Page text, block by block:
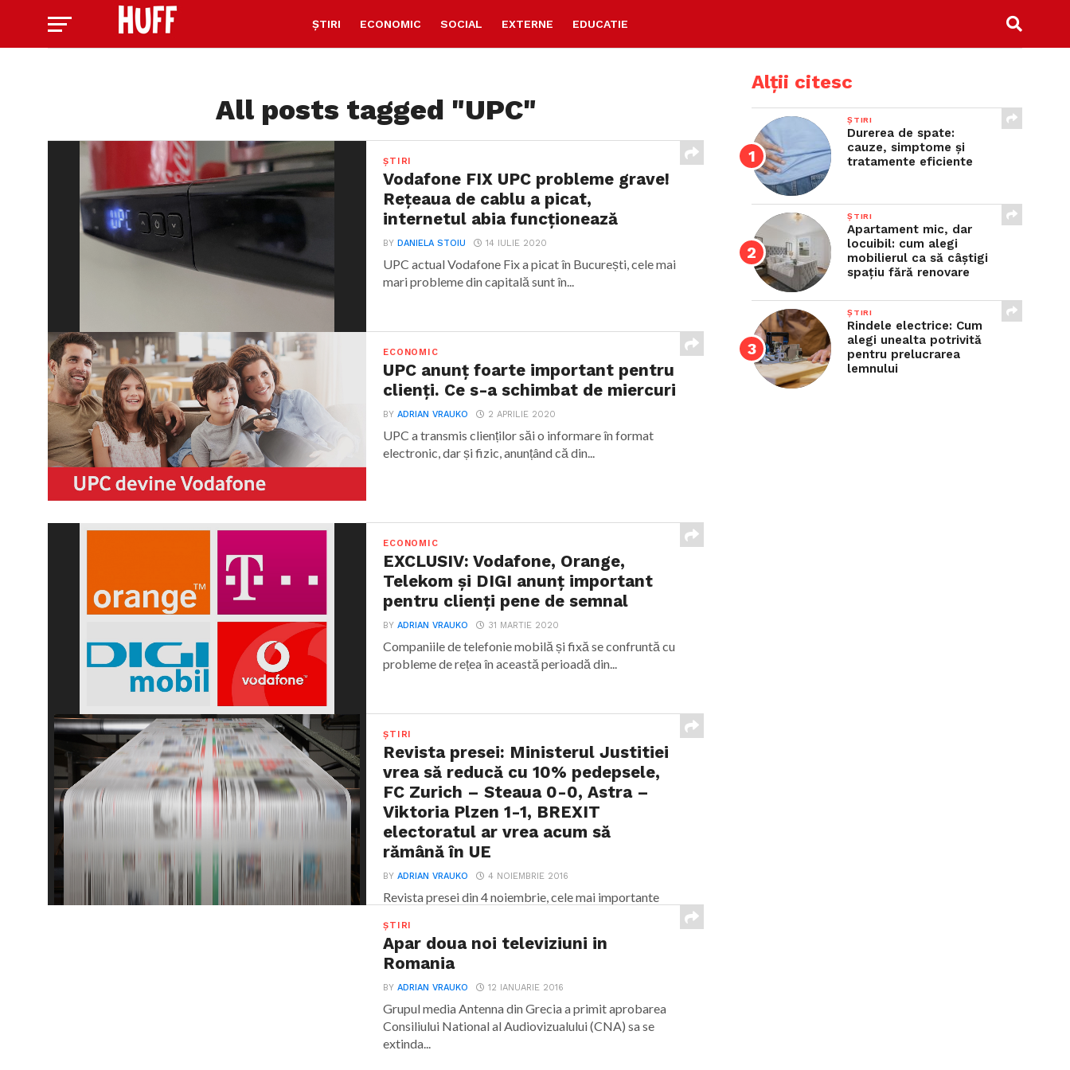
ȘTIRI ECONOMIC SOCIAL EXTERNE EDUCATIE
All posts tagged "UPC"
ȘTIRI
Vodafone FIX UPC probleme grave!
Rețeaua de cablu a picat,
internetul abia funcționează
BYDANIELA STOIU 14 IULIE 2020
UPC actual Vodafone Fix a picat în București, cele mai
mari probleme din capitală sunt în...
ECONOMIC
UPC anunț foarte important pentru
clienți. Ce s-a schimbat de miercuri
BYADRIAN VRAUKO 2 APRILIE 2020
UPC a transmis clienților săi o informare în format
electronic, dar și fizic, anunțând că din...
ECONOMIC
EXCLUSIV: Vodafone, Orange,
Telekom și DIGI anunț important
pentru clienți pene de semnal
BYADRIAN VRAUKO 31 MARTIE 2020
Companiile de telefonie mobilă și fixă se confruntă cu
probleme de rețea în această perioadă din...
ȘTIRI
Revista presei: Ministerul Justitiei
vrea să reducă cu 10% pedepsele,
FC Zurich – Steaua 0-0, Astra –
Viktoria Plzen 1-1, BREXIT
electoratul ar vrea acum să
rămână în UE
BYADRIAN VRAUKO 4 NOIEMBRIE 2016
Revista presei din 4 noiembrie, cele mai importante
ȘTIRI
Apar doua noi televiziuni in
Romania
BYADRIAN VRAUKO 12 IANUARIE 2016
Grupul media Antenna din Grecia a primit aprobarea
Consiliului National al Audiovizualului (CNA) sa se
extinda...
Alții citesc
ȘTIRI
Durerea de spate:
cauze, simptome și
tratamente eficiente
ȘTIRI
Apartament mic, dar
locuibil: cum alegi
mobilierul ca să câștigi
spațiu fără renovare
ȘTIRI
Rindele electrice: Cum
alegi unealta potrivită
pentru prelucrarea
lemnului